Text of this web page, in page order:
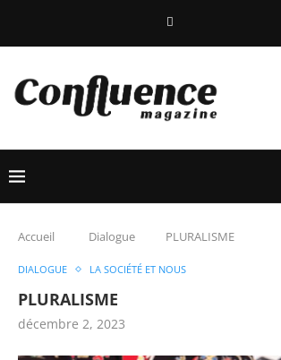
Accueil Dialogue PLURALISME
DIALOGUE LA SOCIÉTÉ ET NOUS
PLURALISME
décembre 2, 2023